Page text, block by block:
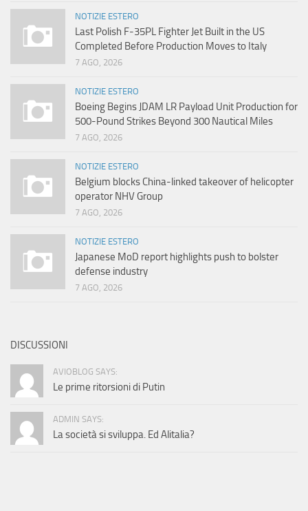
NOTIZIE ESTERO
Last Polish F-35PL Fighter Jet Built in the US
Completed Before Production Moves to Italy
7 AGO, 2026
NOTIZIE ESTERO
Boeing Begins JDAM LR Payload Unit Production for
500-Pound Strikes Beyond 300 Nautical Miles
7 AGO, 2026
NOTIZIE ESTERO
Belgium blocks China-linked takeover of helicopter
operator NHV Group
7 AGO, 2026
NOTIZIE ESTERO
Japanese MoD report highlights push to bolster
defense industry
7 AGO, 2026
DISCUSSIONI
AVIOBLOG SAYS:
Le prime ritorsioni di Putin
ADMIN SAYS:
La società si sviluppa. Ed Alitalia?